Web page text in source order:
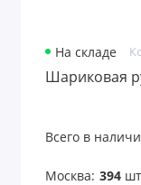
На складе
Шариковая
Всего в
Москва: 394